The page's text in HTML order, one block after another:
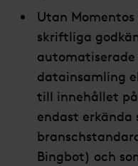
Utan
skriftliga
automatiserade
datainsamling
till innehållet
endast erkända
Bingbot) och